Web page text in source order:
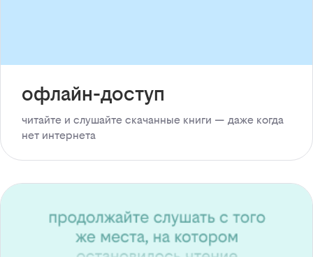
офлайн-доступ
читайте и слушайте скачанные книги — даже когда
нет интернета